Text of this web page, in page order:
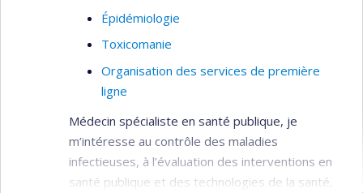
Épidémiologie
Toxicomanie
Organisation des services de première
ligne
Médecin spécialiste en santé publique, je
m’intéresse au contrôle des maladies
infectieuses, à l’évaluation des interventions en
santé publique et des technologies de la santé,